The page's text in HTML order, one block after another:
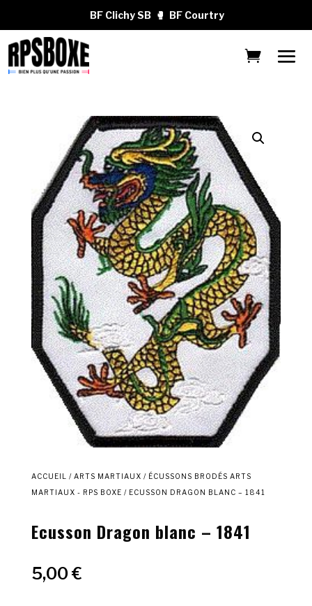
BF Clichy SB 🥊 BF Courtry
ACCUEIL / ARTS MARTIAUX / ÉCUSSONS BRODÉS ARTS
MARTIAUX - RPS BOXE / ECUSSON DRAGON BLANC – 1841
Ecusson Dragon blanc – 1841
5,00€